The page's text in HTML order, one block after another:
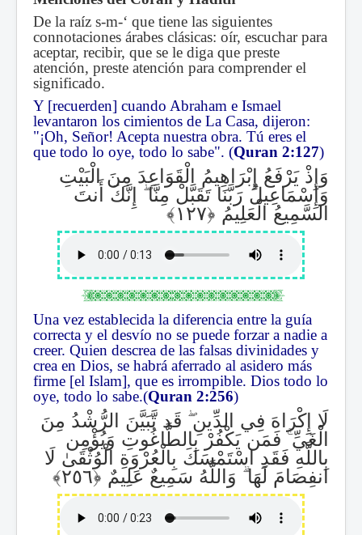
De la raíz s-m-‘ que tiene las siguientes
connotaciones árabes clásicas: oír, escuchar para
aceptar, recibir, que se le diga que preste
atención, preste atención para comprender el
significado.
Y [recuerden] cuando Abraham e Ismael
levantaron los cimientos de La Casa, dijeron:
"¡Oh, Señor! Acepta nuestra obra. Tú eres el
que todo lo oye, todo lo sabe". (Quran 2:127)
وَإِذْ يَرْفَعُ إِبْرَاهِيمُ الْقَوَاعِدَ مِنَ الْبَيْتِ
وَإِسْمَاعِيلُ رَبَّنَا تَقَبَّلْ مِنَّاۖإِنَّكَ أَنتَ
السَّمِيعُ الْعَلِيمُ
Una vez establecida la diferencia entre la guía
correcta y el desvío no se puede forzar a nadie a
creer. Quien descrea de las falsas divinidades y
crea en Dios, se habrá aferrado al asidero más
firme [el Islam], que es irrompible. Dios todo lo
oye, todo lo sabe.(Quran 2:256)
لَا إِكْرَاهَ فِي الدِّينِۖ قَد تَّبَيَّنَ الرُّشْدُ مِنَ
الْغَيِّۚفَمَن يَكْفُرْ بِالطَّاغُوتِ وَيُؤْمِن
بِاللَّهِ فَقَدِ اسْتَمْسَكَ بِالْعُرْوَةِ الْوُثْقَىٰ لَا
انفِصَامَ لَهَاۗوَاللَّهُ سَمِيعٌ عَلِيمٌ